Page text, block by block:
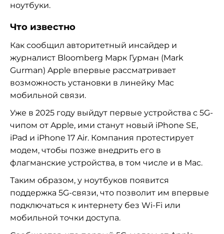
ноутбуки.
Что известно
Как сообщил авторитетный инсайдер и
журналист Bloomberg Марк Гурман (Mark
Gurman) Apple впервые рассматривает
возможность установки в линейку Mac
мобильной связи.
Уже в 2025 году выйдут первые устройства с 5G-
чипом от Apple, ими станут новый iPhone SE,
iPad и iPhone 17 Air. Компания протестирует
модем, чтобы позже внедрить его в
флагманские устройства, в том числе и в Mac.
Таким образом, у ноутбуков появится
поддержка 5G-связи, что позволит им впервые
подключаться к интернету без Wi-Fi или
мобильной точки доступа.